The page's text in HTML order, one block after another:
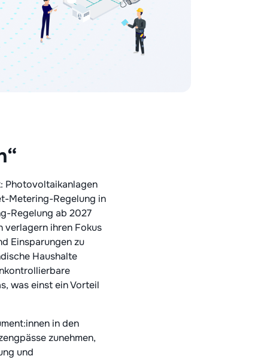
Photovoltaikanlagen
Metering-Regelung in
Regelung ab 2027
verlagern ihren Fokus
Einsparungen zu
Haushalte
was einst ein Vorteil
in den
zunehmen,
und